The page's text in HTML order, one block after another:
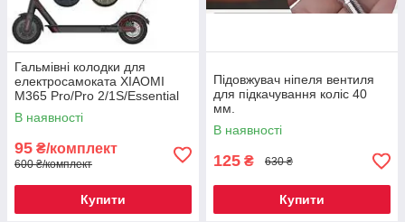
Гальмівні колодки для
електросамоката XIAOMI
M365 Pro/Pro 2/1S/Essential
В наявності
95 ₴/комплект
600 ₴/комплект
Купити
Підовжувач ніпеля вентиля
для підкачування коліс 40
мм.
В наявності
125 ₴ 630 ₴
Купити